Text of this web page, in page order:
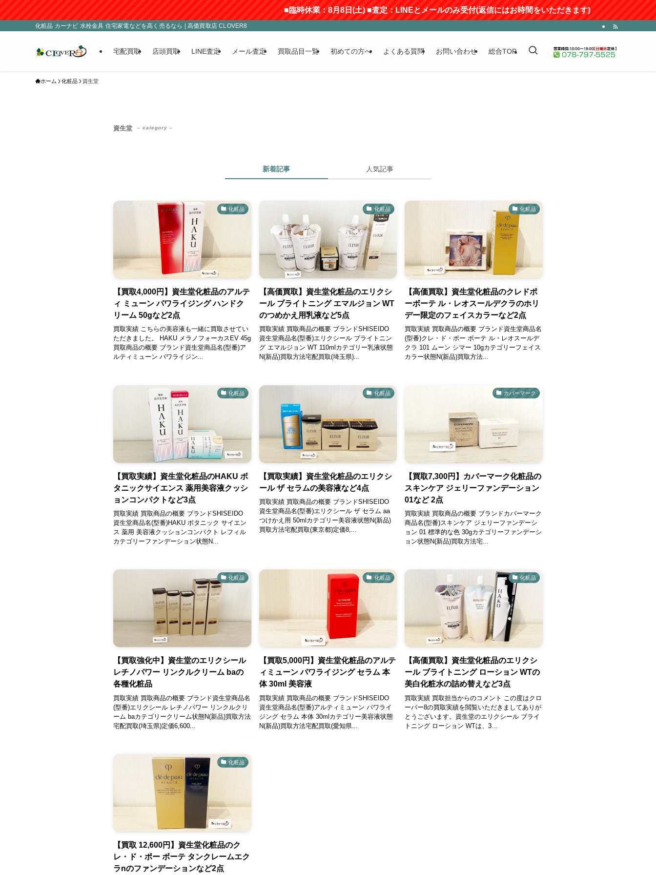
■臨時休業：8月8日(土) ■査定：LINEとメールのみ受付(返信にはお時間をいただきます)
化粧品 カーナビ 水栓金具 住宅家電などを高く売るなら | 高価買取店 CLOVER8
宅配買取 店頭買取 LINE査定 メール査定 買取品目一覧 初めての方へ よくある質問 お問い合わせ 総合TOP
ホーム 化粧品 資生堂
資生堂 – category –
新着記事 人気記事
化粧品
【買取4,000円】資生堂化粧品のアルテ
ィ ミューン パワライジング ハンドク
リーム 50gなど2点
買取実績 こちらの美容液も一緒に買取させてい
ただきました。 HAKU メラノフォーカスEV 45g
買取商品の概要 ブランド資生堂商品名(型番)ア
ルティミューン パワライジン...
化粧品
【高価買取】資生堂化粧品のエリクシ
ール ブライトニング エマルジョン WT
のつめかえ用乳液など5点
買取実績 買取商品の概要 ブランドSHISEIDO
資生堂商品名(型番)エリクシール ブライトニン
グ エマルジョン WT 110mlカテゴリー乳液状態
N(新品)買取方法宅配買取(埼玉県)...
化粧品
【高価買取】資生堂化粧品のクレドポ
ーボーテ ル・レオスールデクラのホリ
デー限定のフェイスカラーなど2点
買取実績 買取商品の概要 ブランド資生堂商品名
(型番)クレ・ド・ポー ボーテ ル・レオスールデ
クラ 101 ムーン シマー 10gカテゴリーフェイス
カラー状態N(新品)買取方法...
化粧品
【買取実績】資生堂化粧品のHAKU ボ
タニックサイエンス 薬用美容液クッシ
ョンコンパクトなど3点
買取実績 買取商品の概要 ブランドSHISEIDO
資生堂商品名(型番)HAKU ボタニック サイエン
ス 薬用 美容液クッションコンパクト レフィル
カテゴリーファンデーション状態N...
化粧品
【買取実績】資生堂化粧品のエリクシ
ール ザ セラムの美容液など4点
買取実績 買取商品の概要 ブランドSHISEIDO
資生堂商品名(型番)エリクシール ザ セラム aa
つけかえ用 50mlカテゴリー美容液状態N(新品)
買取方法宅配買取(東京都)定価8,...
カバーマーク
【買取7,300円】カバーマーク化粧品の
スキンケア ジェリーファンデーション
01など 2点
買取実績 買取商品の概要 ブランドカバーマーク
商品名(型番)スキンケア ジェリーファンデーシ
ョン 01 標準的な色 30gカテゴリーファンデーシ
ョン状態N(新品)買取方法宅...
化粧品
【買取強化中】資生堂のエリクシール
レチノパワー リンクルクリーム baの
各種化粧品
買取実績 買取商品の概要 ブランド資生堂商品名
(型番)エリクシール レチノパワー リンクルクリ
ーム baカテゴリークリーム状態N(新品)買取方法
宅配買取(埼玉県)定価6,600...
化粧品
【買取5,000円】資生堂化粧品のアルテ
ィミューン パワライジング セラム 本
体 30ml 美容液
買取実績 買取商品の概要 ブランドSHISEIDO
資生堂商品名(型番)アルティミューン パワライ
ジング セラム 本体 30mlカテゴリー美容液状態
N(新品)買取方法宅配買取(愛知県...
化粧品
【高価買取】資生堂化粧品のエリクシ
ール ブライトニング ローション WTの
美白化粧水の詰め替えなど3点
買取実績 買取担当からのコメント この度はクロ
ーバー8の買取実績を閲覧いただきましてありが
とうございます。資生堂のエリクシール ブライ
トニング ローション WTは、3...
化粧品
【買取 12,600円】資生堂化粧品のク
レ・ド・ポー ボーテ タンクレームエク
ラnのファンデーションなど2点